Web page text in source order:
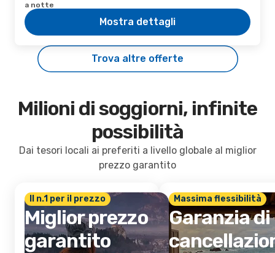
a notte
Mostra dettagli
Trova altre offerte
Milioni di soggiorni, infinite
possibilità
Dai tesori locali ai preferiti a livello globale al miglior
prezzo garantito
Il n.1 per il prezzo
Miglior prezzo
garantito
Massima flessibilità
Garanzia di